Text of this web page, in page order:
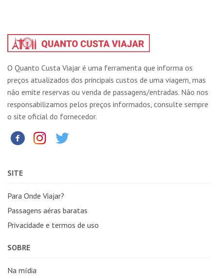
O Quanto Custa Viajar é uma ferramenta que informa os
preços atualizados dos principais custos de uma viagem, mas
não emite reservas ou venda de passagens/entradas. Não nos
responsabilizamos pelos preços informados, consulte sempre
o site oficial do fornecedor.
SITE
Para Onde Viajar?
Passagens aéras baratas
Privacidade e termos de uso
SOBRE
Na mídia